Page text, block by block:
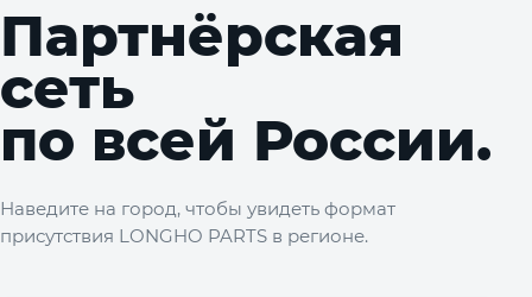
Партнёрская
сеть
по всей России.
Наведите на город, чтобы увидеть формат
присутствия LONGHO PARTS в регионе.